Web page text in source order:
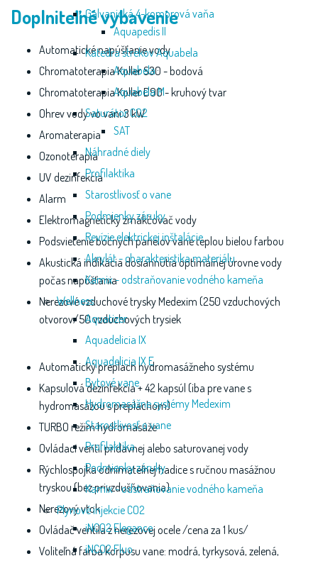
Galvanická 4-komorová vaňa
Aquapedis II
Katedra strekov Aquabela
Aquabela
Aquabela M
Saturátor CO2
SAT
Náhradné diely
Profilaktika
Starostlivosť o vane
Podmienky záruky
Revízie elektrickej inštalácie
Akrylát - charakteristika materiálu
Kamix - odstraňovanie vodného kameňa
Wellness
Aquatizer
Aquadelicia IX
Aquadelicia IX E
Bytové vane
Hydromasážne systémy Medexim
Starostlivosť o vane
Profilaktika
Podmienky záruky
Kamix - odstraňovanie vodného kameňa
Plynové injekcie CO2
iNCO2 Elegance
iNCO2 Fluo
Doplniteľné vybavenie
Automatické napúšťanie vody
Chromatoterapia Koller S30 - bodová
Chromatoterapia Koller D90 - kruhový tvar
Ohrev vody vo vani 3 kW
Aromaterapia
Ozonoterapia
UV dezinfekcia
Alarm
Elektromagnetický zmäkčovač vody
Podsvietenie bočných panelov vane teplou bielou farbou
Akustická indikácia dosiahnutia optimálnej úrovne vody
počas napúšťania
Nerezové vzduchové trysky Medexim (250 vzduchových
otvorov/50 vzduchových trysiek
Automatický preplach hydromasážneho systému
Kapsulová dezinfekcia + 42 kapsúl (iba pre vane s
hydromasážou s preplachom)
TURBO režim hydromasáže
Ovládací ventil prídavnej alebo saturovanej vody
Rýchlospojka odnímateľnej hadice s ručnou masážnou
tryskou (bez privzdušňovania)
Nerezový vtok
Ovládač ventila z nerezovej ocele /cena za 1 kus/
Voliteľná farba korpusu vane: modrá, tyrkysová, zelená,